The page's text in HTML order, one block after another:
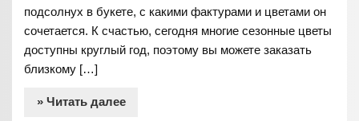
подсолнух в букете, с какими фактурами и цветами он
сочетается. К счастью, сегодня многие сезонные цветы
доступны круглый год, поэтому вы можете заказать
близкому […]
» Читать далее